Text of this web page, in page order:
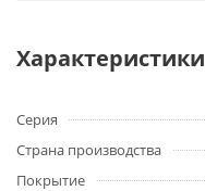
Характеристики
Серия
Страна производства
Покрытие